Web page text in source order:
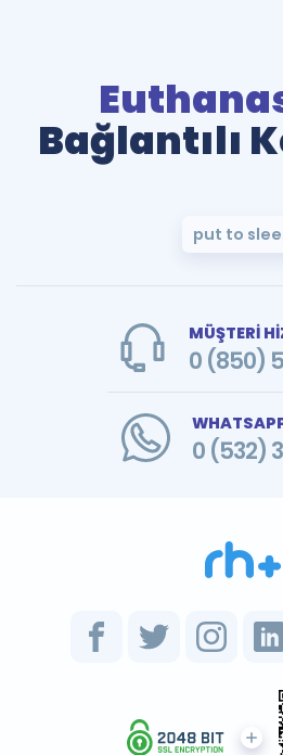
Bağlantılı
put to
MÜŞTERİ
0 (850)
0 (532)